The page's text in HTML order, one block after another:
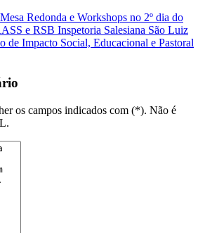
Redonda e Workshops no 2º dia do
e RSB Inspetoria Salesiana São Luiz
de Impacto Social, Educacional e Pastoral
os campos indicados com (*). Não é